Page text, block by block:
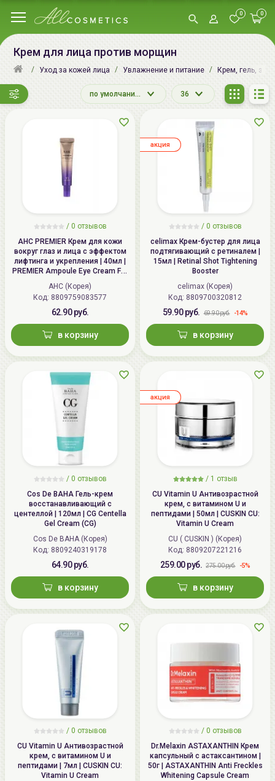
0 0
Крем для лица против морщин
Уход за кожей лица Увлажнение и питание Крем, гель,
по умолчанию 36
/ 0 отзывов
AHC PREMIER Крем для кожи
вокруг глаз и лица с эффектом
лифтинга и укрепления | 40мл |
PREMIER Ampoule Eye Cream For
Face Line Tightening
AHC (Корея)
Код: 8809759083577
62.90 руб.
в корзину
/ 0 отзывов
celimax Крем-бустер для лица
подтягивающий с ретиналем |
15мл | Retinal Shot Tightening
Booster
celimax (Корея)
Код: 8809700320812
59.90 руб. 69.90 руб. -14%
в корзину
aкция
/ 0 отзывов
Cos De BAHA Гель-крем
восстанавливающий с
центеллой | 120мл | CG Centella
Gel Cream (CG)
Cos De BAHA (Корея)
Код: 8809240319178
64.90 руб.
в корзину
/ 1 отзыв
CU Vitamin U Антивозрастной
крем, с витамином U и
пептидами | 50мл | CUSKIN CU:
Vitamin U Cream
CU ( CUSKIN ) (Корея)
Код: 8809207221216
259.00 руб. 275.00 руб. -5%
в корзину
aкция
/ 0 отзывов
CU Vitamin U Антивозрастной
крем, с витамином U и
пептидами | 7мл | CUSKIN CU:
Vitamin U Cream
/ 0 отзывов
Dr.Melaxin ASTAXANTHIN Крем
капсульный с астаксантином |
50г | ASTAXANTHIN Anti Freckles
Whitening Capsule Cream